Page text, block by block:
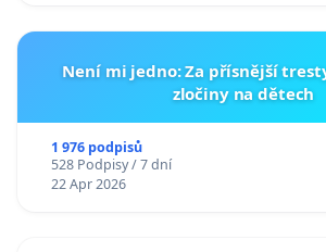
Není mi jedno: Za přísnější
zločiny na dětech
1 976 podpisů
528 Podpisy / 7 dní
22 Apr 2026